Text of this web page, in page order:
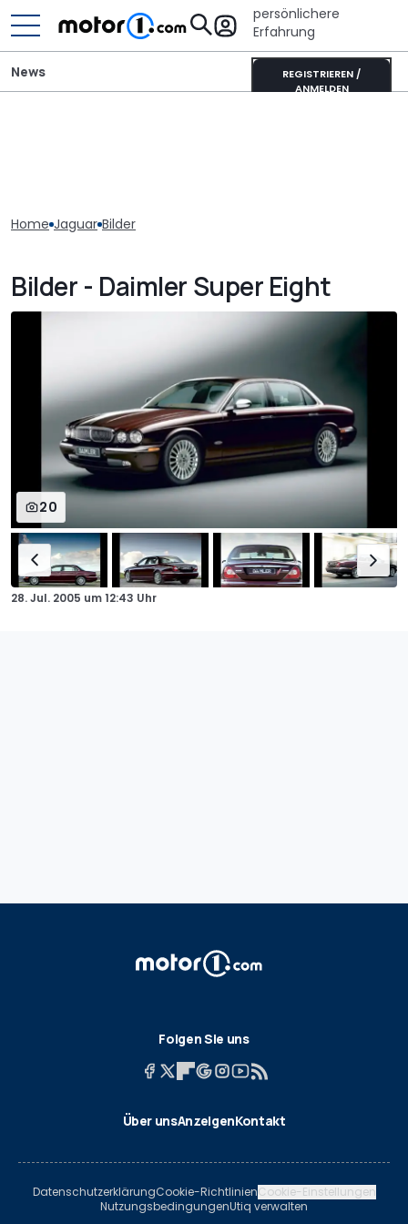
persönlichere
Erfahrung
REGISTRIEREN /
ANMELDEN
News
Home Jaguar Bilder
Bilder - Daimler Super Eight
20
28. Jul. 2005 um12:43 Uhr
Folgen Sie uns
Über unsAnzeigenKontakt
DatenschutzerklärungCookie-RichtlinienCookie-Einstellungen
NutzungsbedingungenUtiq verwalten